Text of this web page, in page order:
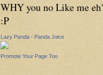
WHY you no Like me
:P
Lazy Panda - Panda Joice
Promote Your Page Too